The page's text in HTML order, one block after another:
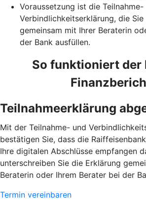
Voraussetzung ist die Teilnahme-
Verbindlichkeitserklärung, die
gemeinsam mit Ihrer Beraterin
der Bank ausfüllen.
So funktioniert der
Teilnahmeerklärung
Mit der Teilnahme- und
bestätigen Sie, dass die
Ihre digitalen Abschlüsse empfangen
unterschreiben Sie die Erklärung
Beraterin oder Ihrem Berater bei der
Termin vereinbaren